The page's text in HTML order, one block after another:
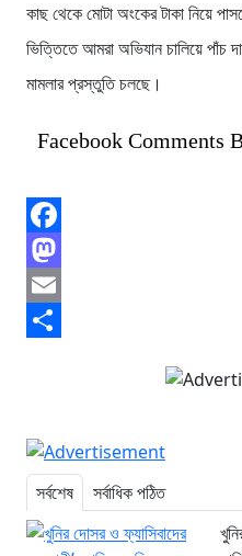
কাছ থেকে মোটা অংকের টাকা নিয়ে
ভিত্তিতে আমরা অভিযান চালিয়ে পাঁচ
মামলার প্রস্তুতি চলছে।
Facebook Comments
Facebook
Mastodon
Email
সর্বশেষ
সর্বাধিক পঠিত